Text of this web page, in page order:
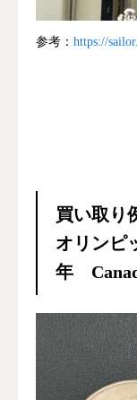
参考： https://
買い取り
オリン
年